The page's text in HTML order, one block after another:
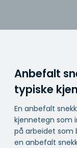
Anbefalt
typiske
En anbefalt
kjennetegn som
på arbeidet som
en anbefalt